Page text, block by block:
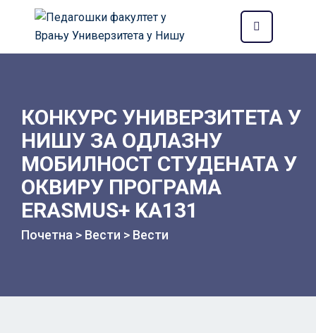
КОНКУРС УНИВЕРЗИТЕТА У
НИШУ ЗА ОДЛАЗНУ
МОБИЛНОСТ СТУДЕНАТА У
ОКВИРУ ПРОГРАМА
ЕRASMUS+ KA131
Почетна > Вести > Вести